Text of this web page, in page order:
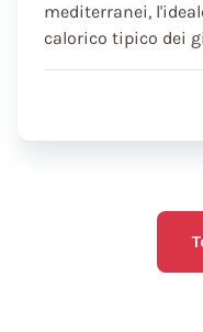
mediterranei,
calorico tipico dei